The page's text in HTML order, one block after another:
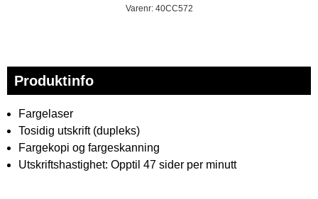
Varenr: 40CC572
Produktinfo
Fargelaser
Tosidig utskrift (dupleks)
Fargekopi og fargeskanning
Utskriftshastighet: Opptil 47 sider per minutt